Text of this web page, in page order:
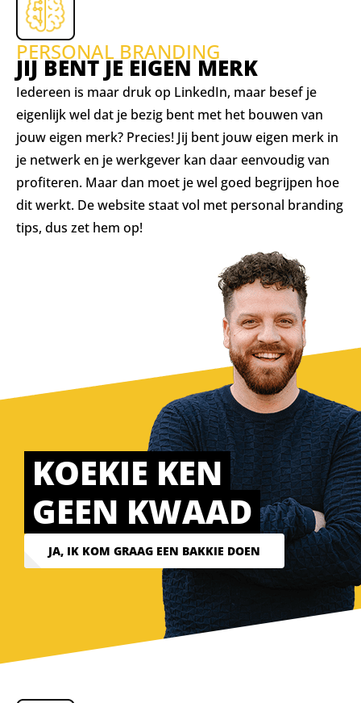
PERSONAL BRANDING
JIJ BENT JE EIGEN MERK
Iedereen is maar druk op LinkedIn, maar besef je
eigenlijk wel dat je bezig bent met het bouwen van
jouw eigen merk? Precies! Jij bent jouw eigen merk in
je netwerk en je werkgever kan daar eenvoudig van
profiteren. Maar dan moet je wel goed begrijpen hoe
dit werkt. De website staat vol met personal branding
tips, dus zet hem op!
KOEKIE KEN
GEEN KWAAD
JA, IK KOM GRAAG EEN BAKKIE DOEN